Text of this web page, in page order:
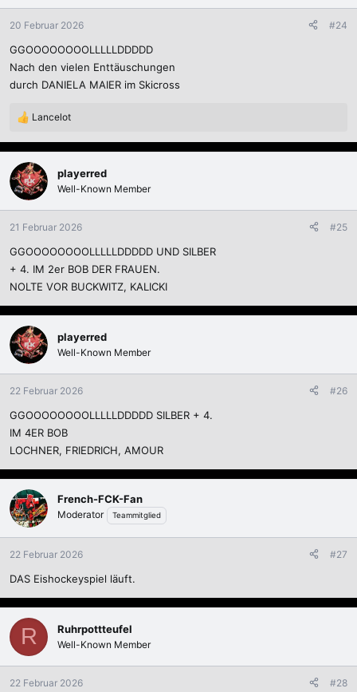
o
n
n
:
20 Februar 2026 #24
GGOOOOOOOOLLLLLDDDDD
Nach den vielen Enttäuschungen
durch DANIELA MAIER im Skicross
R
a
k
t
i
o
n
n
Lancelot
playerred
Well-Known Member
21 Februar 2026 #25
GGOOOOOOOOLLLLLDDDDD UND SILBER
+ 4. IM 2er BOB DER FRAUEN.
NOLTE VOR BUCKWITZ, KALICKI
playerred
Well-Known Member
22 Februar 2026 #26
GGOOOOOOOOLLLLLDDDDD SILBER + 4.
IM 4ER BOB
LOCHNER, FRIEDRICH, AMOUR
French-FCK-Fan
Moderator Teammitglied
22 Februar 2026 #27
DAS Eishockeyspiel läuft.
R Ruhrpottteufel
Well-Known Member
22 Februar 2026 #28